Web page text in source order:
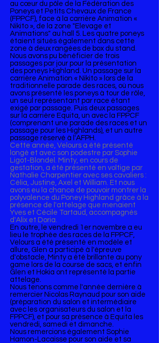
au cœur du pôle de la Fédération des
Poneys et Petits Chevaux de France
(FPPCF), face à la carrière Animation «
Nikito », de la zone "Elevage et
Animations" au hall 5. Les quatre poneys
étaient situés également dans cette
zone à deux rangées de box du stand.
Nous avons pu bénéficier de trois
passages par jour pour la présentation
des poneys Highland. Un passage sur la
carrière Animation « Nikito » lors de la
traditionnelle parade des races, où nous
avons présenté les poneys à tour de rôle,
un seul représentant par race étant
exigé par passage. Puis deux passages
sur la carrière Equita, un avec la FPPCF
(comprenant une parade des races et un
passage pour les Highlands), et un autre
passage réservé à l'AFPH.
Cette année, Velours a été présenté
longé et avec son podestre par Sophie
Ligot-Blondel. Minty, en cours de
gestation, a été présenté en voltige par
Nathalie Charpentier avec ses cavaliers :
Célia, Justine, Axel et William. Et nous
avons eu la chance de pouvoir montrer la
polyvalence du Poney Highland grâce à la
présence de l'attelage que menaient
Yves et Cécile Tartaud, accompagnés
d'Alix et Doria.
En outre, le vendredi 1er novembre a eu
lieu le trophée des races de la FPPCF,
Velours a été présenté en modèle et
allure, Glen a participé à l'épreuve
d'obstacle, Minty a été brillante au pony
game lors de la course de sacs, et enfin
Glen et Hokia ont représenté la partie
attelage.
Nous tenons comme l'année dernière à
remercier Nicolas Raynaud pour son aide
(préparation du salon et intermédiaire
avec les organisateurs du salon et la
FPPCF), et pour sa présence à Equita les
vendredi, samedi et dimanche.
Nous remercions également Sophie
Hamon-Lacaisse pour son aide et sa